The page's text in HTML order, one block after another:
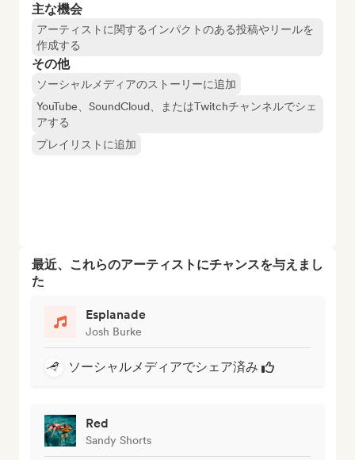
主な機会
アーティストに関するインパクトのある投稿やリールを
作成する
その他
ソーシャルメディアのストーリーに追加
YouTube、SoundCloud、またはTwitchチャンネルでシェ
アする
プレイリストに追加
最近、これらのアーティストにチャンスを与えまし
た
Esplanade
Josh Burke
ソーシャルメディアでシェア済み
Red
Sandy Shorts